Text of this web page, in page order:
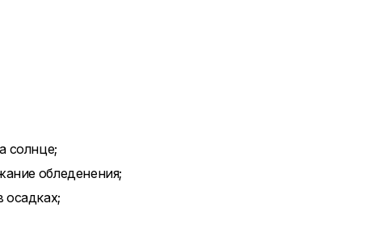
солнце;
обледенения;
осадках;